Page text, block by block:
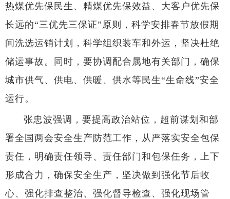
热煤优先保民生、精煤优先保效益、大客户优先保
长远的“三优先三保证”原则，科学安排春节放假期
间洗选运销计划，科学组织装车和外运，坚决杜绝
储运事故。同时，要协调配合属地有关部门，确保
城市供气、供电、供暖、供水等民生“生命线”安全
运行。
张忠波强调，要提高政治站位，超前谋划和部
署全国两会安全生产防范工作，从严落实安全包保
责任，明确责任领导、责任部门和包保任务，上下
形成合力，确保安全生产，坚决做到强化节后收
心、强化排查整治、强化督导检查、强化现场管